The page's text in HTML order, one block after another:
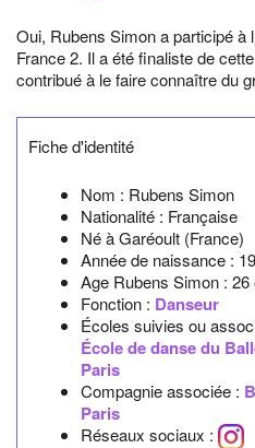
Oui, Rubens Simon a participé à
France 2. Il a été finaliste de
contribué à le faire connaître du
Fiche d'identité
Nom : Rubens Simon
Nationalité : Française
Né àGaréoult (France)
Année de naissance :
Age Rubens Simon : 26
Fonction : Danseur
Écoles suivies ou
École de danse du
Paris
Compagnie associée :
Paris
Réseaux sociaux :